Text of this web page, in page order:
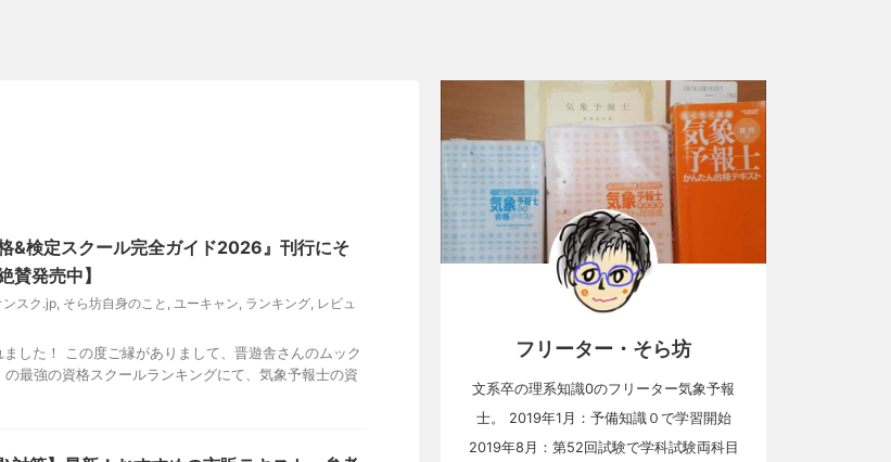
&検定スクール完全ガイド2026』刊行にそ
賛発売中】
ンスク.jp, そら坊自身のこと , ユーキャン, ランキング, レビュ
した！ この度ご縁がありまして、晋遊舎さんのムック
最強の資格スクールランキングにて、気象予報士の資
フリーター・そら坊
文系卒の理系知識0のフリーター気象予報
士。 2019年1月：予備知識０で学習開始
2019年8月：第52回試験で学科試験両科目